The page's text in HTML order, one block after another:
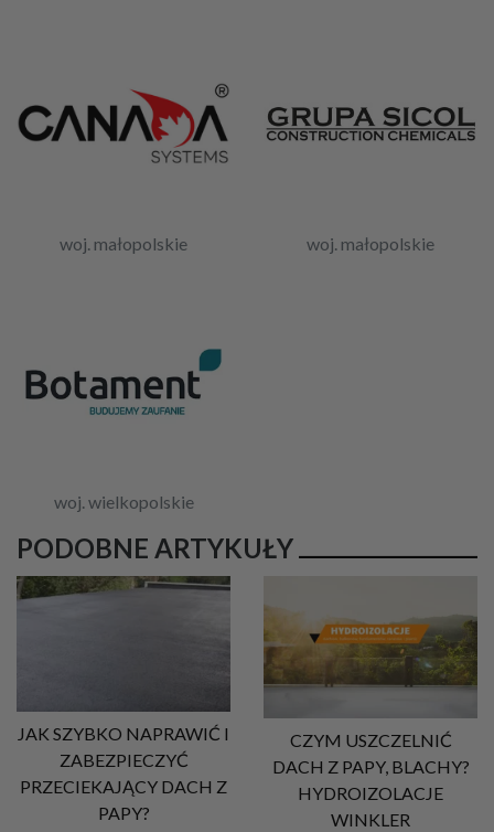
woj. małopolskie woj. małopolskie
woj. wielkopolskie
PODOBNE ARTYKUŁY
JAK SZYBKO NAPRAWIĆ I
ZABEZPIECZYĆ
PRZECIEKAJĄCY DACH Z
PAPY?
CZYM USZCZELNIĆ
DACH Z PAPY, BLACHY?
HYDROIZOLACJE
WINKLER